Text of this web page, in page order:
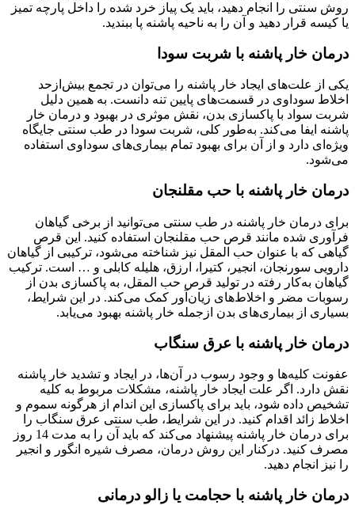
روش سنتی را انجام دهید، باید یک پیاز خرد شده را داخل پارچه تمیز
یا کیسه قرار دهید و آن را به ناحیه پاشنه پا ببندید.
درمان خار پاشنه با شربت سودا
یکی از علت‌های ایجاد خار پاشنه را می‌توان در تجمع بیش‌از‌حد
اخلاط سوداوی در قسمت‌های پایین تنه دانست. به همین دلیل
شربت سواد با پاکسازی بدن، نقش موثری در بهبود و درمان خار
پاشنه ایفا می‌کند. به‌طور کلی، شربت سودا در طب سنتی جایگاه
ویژه‌ای دارد و از آن برای بهبود تمام بیماری‌های سوداوی استفاده
می‌شود.
درمان خار پاشنه با حب مقلنجان
برای درمان خار پاشنه در طب سنتی می‌توانید از برخی گیاهان
فرآوری شده مانند قرص حب مقلنجان استفاده کنید. این قرص
گیاهی که با عنوان حب المقل نیز شناخته می‌شود، ترکیبی از گیاهان
دارویی سورنجان، انجیر، کتیرا، ارزق، هلیله کابلی و … است. ترکیب
گیاهان به‌کار رفته در تولید قرص حب المقل، به پاکسازی بدن از
رسوبات مضر و اخلاط‌های زیان‌آور کمک می‌کند. در این شرایط،
بسیاری از بیماری‌های بدن ازجمله خار پاشنه بهبود می‌یابد.
درمان خار پاشنه با عرق سنگاب
عفونت کلیه‌ها و وجود رسوب در آن‌ها، در ایجاد و تشدید خار پاشنه
نقش دارد. اگر علت ایجاد خار پاشنه، مشکلات مربوط به کلیه
تشخیص داده شود، باید برای پاکسازی این اندام از هرگونه سموم و
اخلاط زائد اقدام کنید. در این شرایط، طب سنتی عرق سنگاب را
برای درمان خار پاشنه پیشنهاد می‌کند که باید آن را به مدت 14 روز
مصرف کنید. درکنار این روش درمان، مصرف شیره انگور و انجیر
را نیز انجام دهید.
درمان خار پاشنه با حجامت یا زالو درمانی